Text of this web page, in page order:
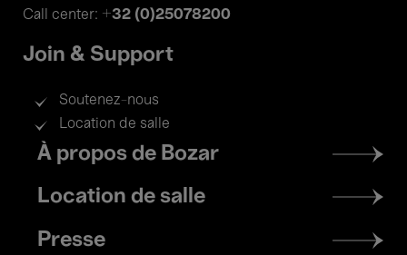
Call center: +32 (0)25078200
Join & Support
Soutenez-nous
Location de salle
Footer
menu
À propos de Bozar
Location de salle
Presse